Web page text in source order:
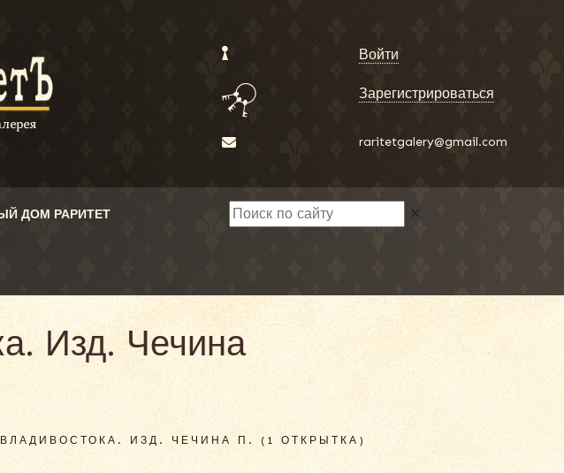
Войти
Зарегистрироваться
raritetgalery@gmail.com
ДОМ РАРИТЕТ ✕
Изд. Чечина
ИЗД. ЧЕЧИНА П. (1 ОТКРЫТКА)